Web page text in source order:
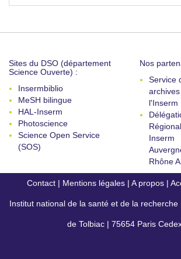
Sites du DSO (département
Science Ouverte) :
Insermbiblio
MeSH bilingue
HAL-Inserm
Photoscience
Science Open Service
(SOS)
Nos
Service
l'Inserm
Inserm
Rhône
Contact | Mentions légales | A propos |
conforme)
Institut national de la santé et de la
de Tolbiac | 75654 Paris